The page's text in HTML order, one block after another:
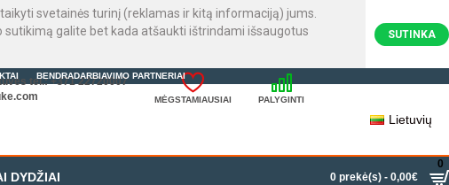
svetainės turinį (reklamas ir kitą informaciją) jums.
galite bet kada atšaukti ištrindami išsaugotus
SUTINKA
BENDRADARBIAVIMO PARTNERIAI
tel.: +371 22720007
MĖGSTAMIAUSIAI PALYGINTI
Lietuvių
DYDŽIAI 0 prekė(s) - 0,00€
0